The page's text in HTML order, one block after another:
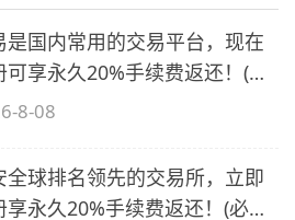
是国内常用的交易平台，现在
可享永久20%手续费返还！(必
8-08
全球排名领先的交易所，立即
享永久20%手续费返还！(必备